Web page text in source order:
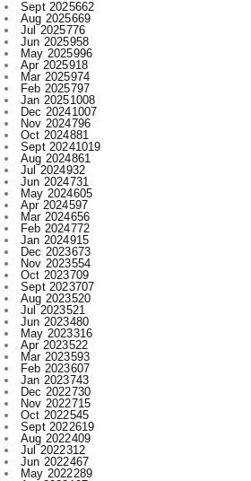
Apr 2025918
Mar 2025974
Feb 2025797
Jan 20251008
Dec 20241007
Nov 2024796
Oct 2024881
Sept 20241019
Aug 2024861
Jul 2024932
Jun 2024731
May 2024605
Apr 2024597
Mar 2024656
Feb 2024772
Jan 2024915
Dec 2023673
Nov 2023554
Oct 2023709
Sept 2023707
Aug 2023520
Jul 2023521
Jun 2023480
May 2023316
Apr 2023522
Mar 2023593
Feb 2023607
Jan 2023743
Dec 2022730
Nov 2022715
Oct 2022545
Sept 2022619
Aug 2022409
Jul 2022312
Jun 2022467
May 2022289
Apr 2022197
Mar 2022136
Feb 2022155
Jan 2022210